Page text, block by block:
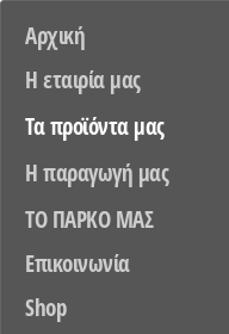
Αρχική
Η εταιρία μας
Τα προϊόντα μας
Η παραγωγή μας
TO ΠΑΡΚΟ ΜΑΣ
Επικοινωνία
Shop